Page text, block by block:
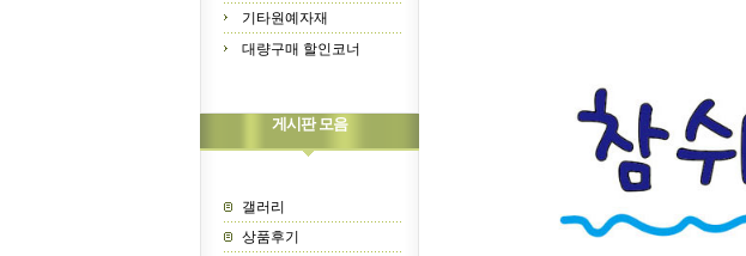
기타원예자재
대량구매 할인코너
게시판 모음
갤러리
상품후기